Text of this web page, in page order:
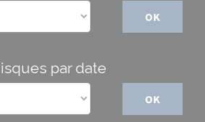
OK
par date
OK